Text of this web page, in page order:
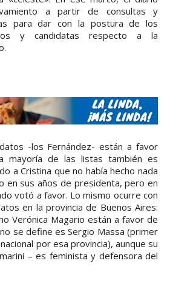
a partir de consultas y
para dar con la postura de los
y candidatas respecto a la
-los Fernández- están a favor
mayoría de las listas también es
a Cristina que no había hecho nada
en sus años de presidenta, pero en
votó a favor. Lo mismo ocurre con
en la provincia de Buenos Aires:
Verónica Magario están a favor de
se define es Sergio Massa (primer
por esa provincia), aunque su
– es feminista y defensora del